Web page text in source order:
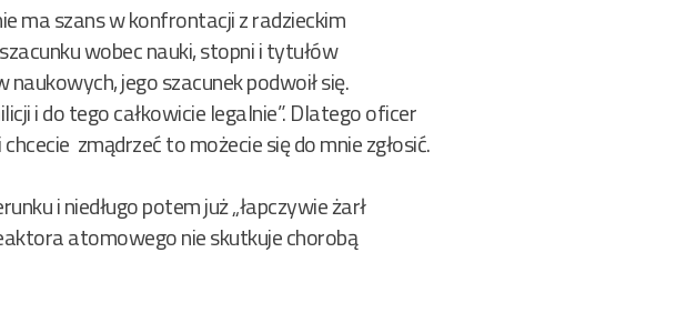
ma szans w konfrontacji z radzieckim
wobec nauki, stopni i tytułów
jego szacunek podwoił się.
i do tego całkowicie legalnie”. Dlatego oficer
zmądrzeć to możecie się do mnie zgłosić.
i niedługo potem już „łapczywie żarł
atomowego nie skutkuje chorobą